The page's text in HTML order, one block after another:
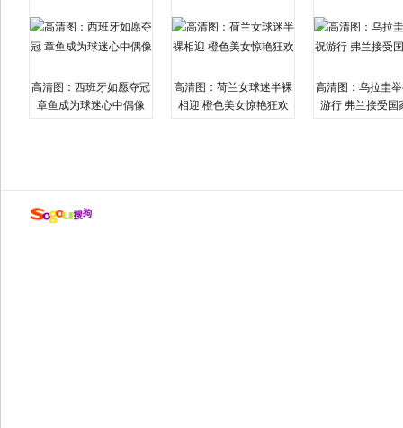
高清图：西班牙如愿夺冠
章鱼成为球迷心中偶像
高清图：荷兰女球迷半裸
相迎 橙色美女惊艳狂欢
高清图：乌拉圭
游行 弗兰接受国